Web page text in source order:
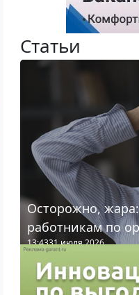
Статьи
Осторожно,
работникам по
13:4331 июля 2026